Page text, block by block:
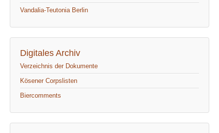
Vandalia-Teutonia Berlin
Digitales Archiv
Verzeichnis der Dokumente
Kösener Corpslisten
Biercomments